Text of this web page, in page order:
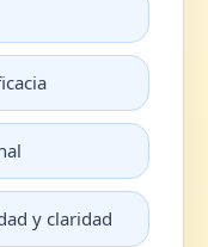
y claridad